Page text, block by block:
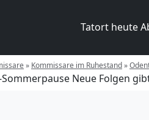
Tatort heute
» Kommissare im Ruhestand»
Neue Folgen